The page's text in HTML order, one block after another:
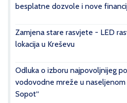
besplatne dozvole i nove
Zamjena stare rasvjete - LED
lokacija u Kreševu
Odluka o izboru najpovoljnijeg
vodovodne mreže u
Sopot“